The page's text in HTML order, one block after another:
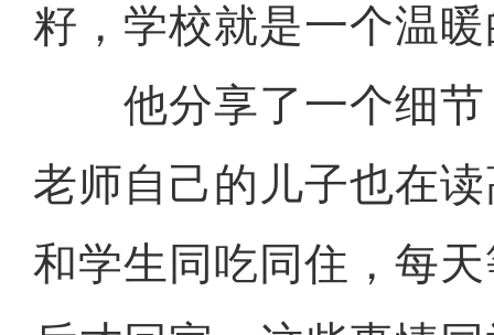
籽，学校就是一个温
他分享了一个细节
老师自己的儿子也在
和学生同吃同住，每